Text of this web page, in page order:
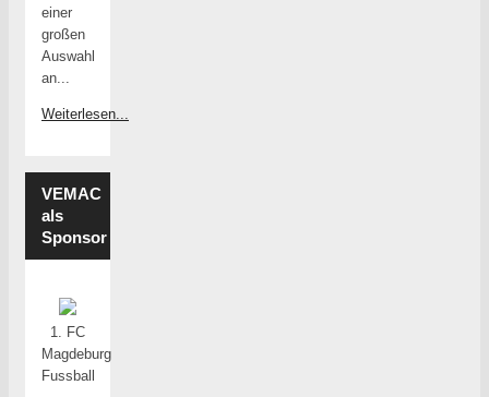
einer
großen
Auswahl
an...
Weiterlesen...
VEMAC
als
Sponsor
1. FC
Magdeburg
Fussball